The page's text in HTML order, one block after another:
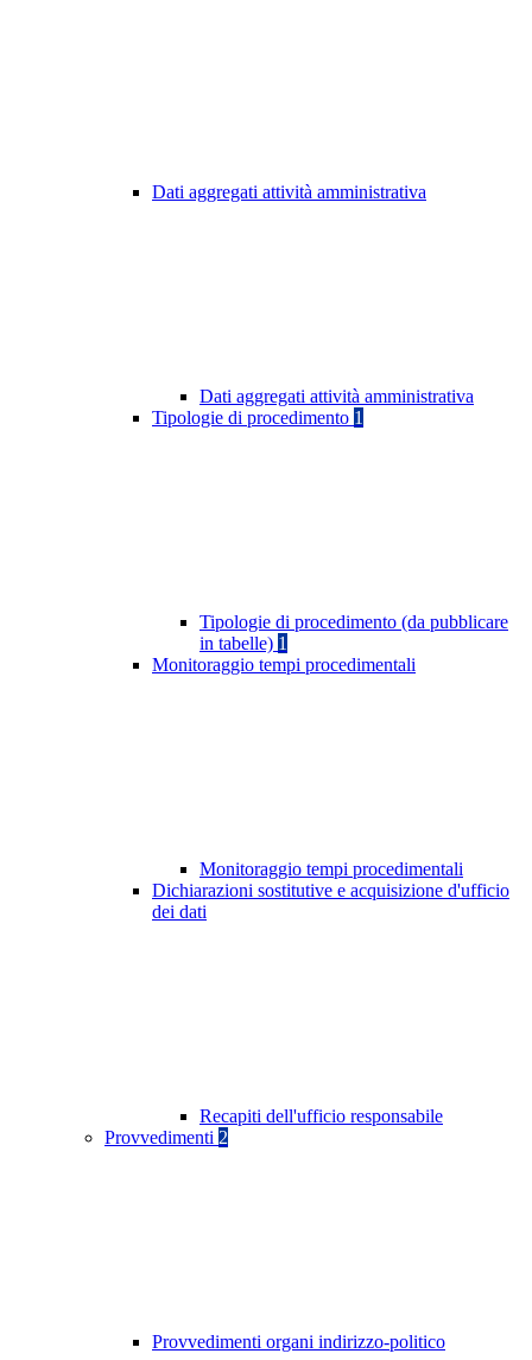
Dati aggregati attività amministrativa
Dati aggregati attività amministrativa
Tipologie di procedimento 1
Tipologie di procedimento (da pubblicare
in tabelle) 1
Monitoraggio tempi procedimentali
Monitoraggio tempi procedimentali
Dichiarazioni sostitutive e acquisizione d'ufficio
dei dati
Recapiti dell'ufficio responsabile
Provvedimenti 2
Provvedimenti organi indirizzo-politico